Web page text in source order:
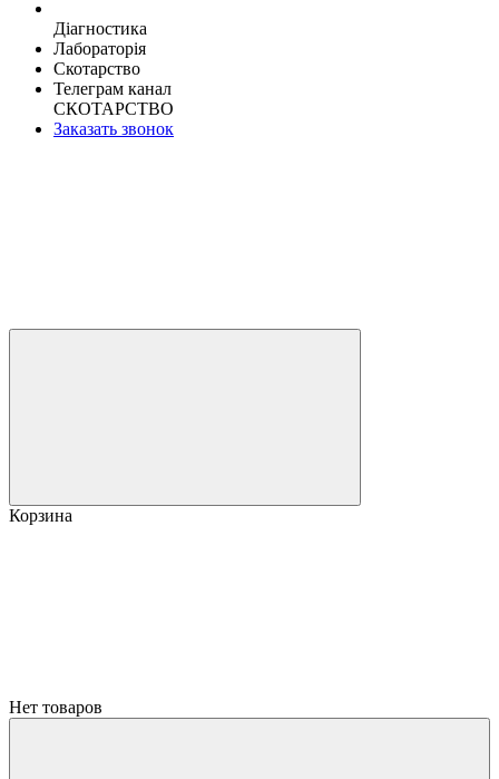
Діагностика
Лабораторія
Скотарство
Телеграм канал
СКОТАРСТВО
Заказать звонок
Корзина
Нет товаров